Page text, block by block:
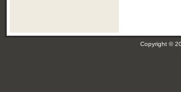
Copyright ©